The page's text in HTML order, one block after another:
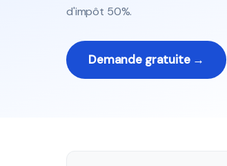
d'impôt 50%.
Demande gratuite →